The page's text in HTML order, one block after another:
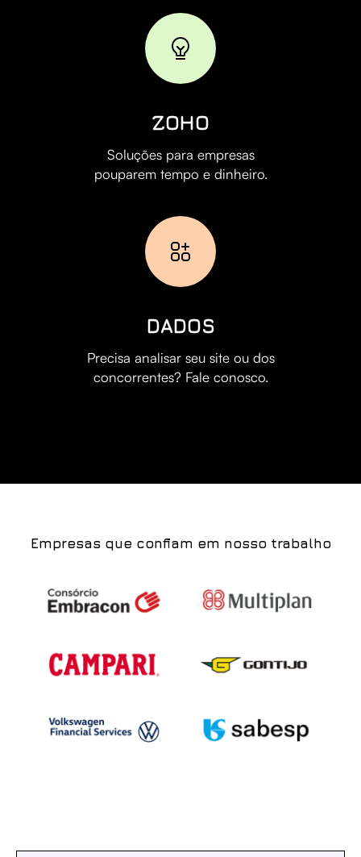
ZOHO
Soluções para empresas
pouparem tempo e dinheiro.
DADOS
Precisa analisar seu site ou dos
concorrentes? Fale conosco.
Empresas que confiam em nosso trabalho